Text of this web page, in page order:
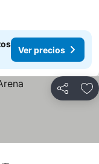
Ver precios
Compartir